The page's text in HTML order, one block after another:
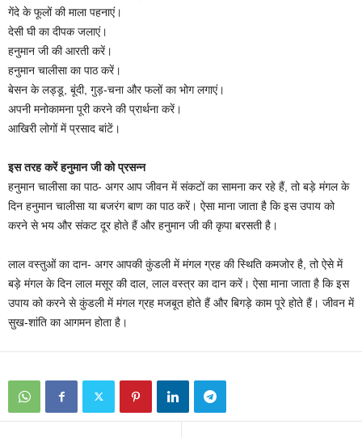
गेंदे के फूलों की माला पहनाएं।
देसी घी का दीपक जलाएं।
हनुमान जी की आरती करें।
हनुमान चालीसा का पाठ करें।
बेसन के लड्डू, बूंदी, गुड़-चना और फलों का भोग लगाएं।
अपनी मनोकामना पूरी करने की प्रार्थना करें।
आखिरी लोगों में प्रसाद बांटें।
इस तरह करें हनुमान जी को प्रसन्न
हनुमान चालीसा का पाठ- अगर आप जीवन में संकटों का सामना कर रहे हैं, तो बड़े मंगल के
दिन हनुमान चालीसा या बजरंग बाण का पाठ करें। ऐसा माना जाता है कि इस उपाय को
करने से भय और संकट दूर होते हैं और हनुमान जी की कृपा बरसती है।
लाल वस्तुओं का दान- अगर आपकी कुंडली में मंगल ग्रह की स्थिति कमजोर है, तो ऐसे में
बड़े मंगल के दिन लाल मसूर की दाल, लाल वस्त्र का दान करें। ऐसा माना जाता है कि इस
उपाय को करने से कुंडली में मंगल ग्रह मजबूत होते हैं और बिगड़े काम पूरे होते हैं। जीवन में
सुख-शांति का आगमन होता है।